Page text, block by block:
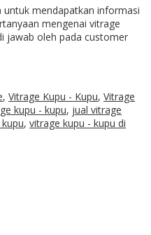
untuk mendapatkan informasi
mengenai vitrage
jawab oleh pada customer
, Vitrage Kupu - Kupu, Vitrage
kupu - kupu, jual vitrage
, vitrage kupu - kupu di